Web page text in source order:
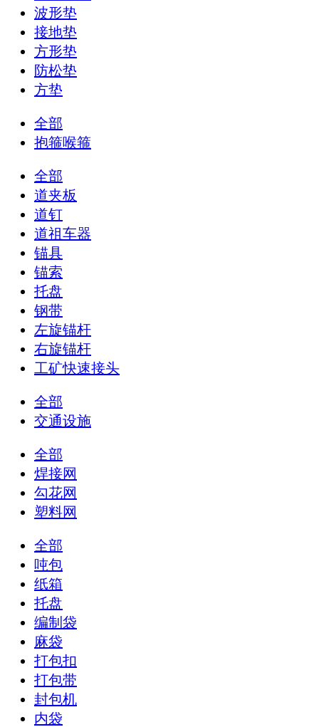
波形垫
接地垫
方形垫
防松垫
方垫
全部
抱箍喉箍
全部
道夹板
道钉
道祖车器
锚具
锚索
托盘
钢带
左旋锚杆
右旋锚杆
工矿快速接头
全部
交通设施
全部
焊接网
勾花网
塑料网
全部
吨包
纸箱
托盘
编制袋
麻袋
打包扣
打包带
封包机
内袋